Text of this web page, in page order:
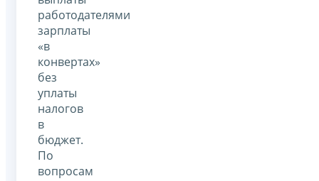
работодателями
зарплаты
«в
конвертах»
без
уплаты
налогов
в
бюджет.
По
вопросам